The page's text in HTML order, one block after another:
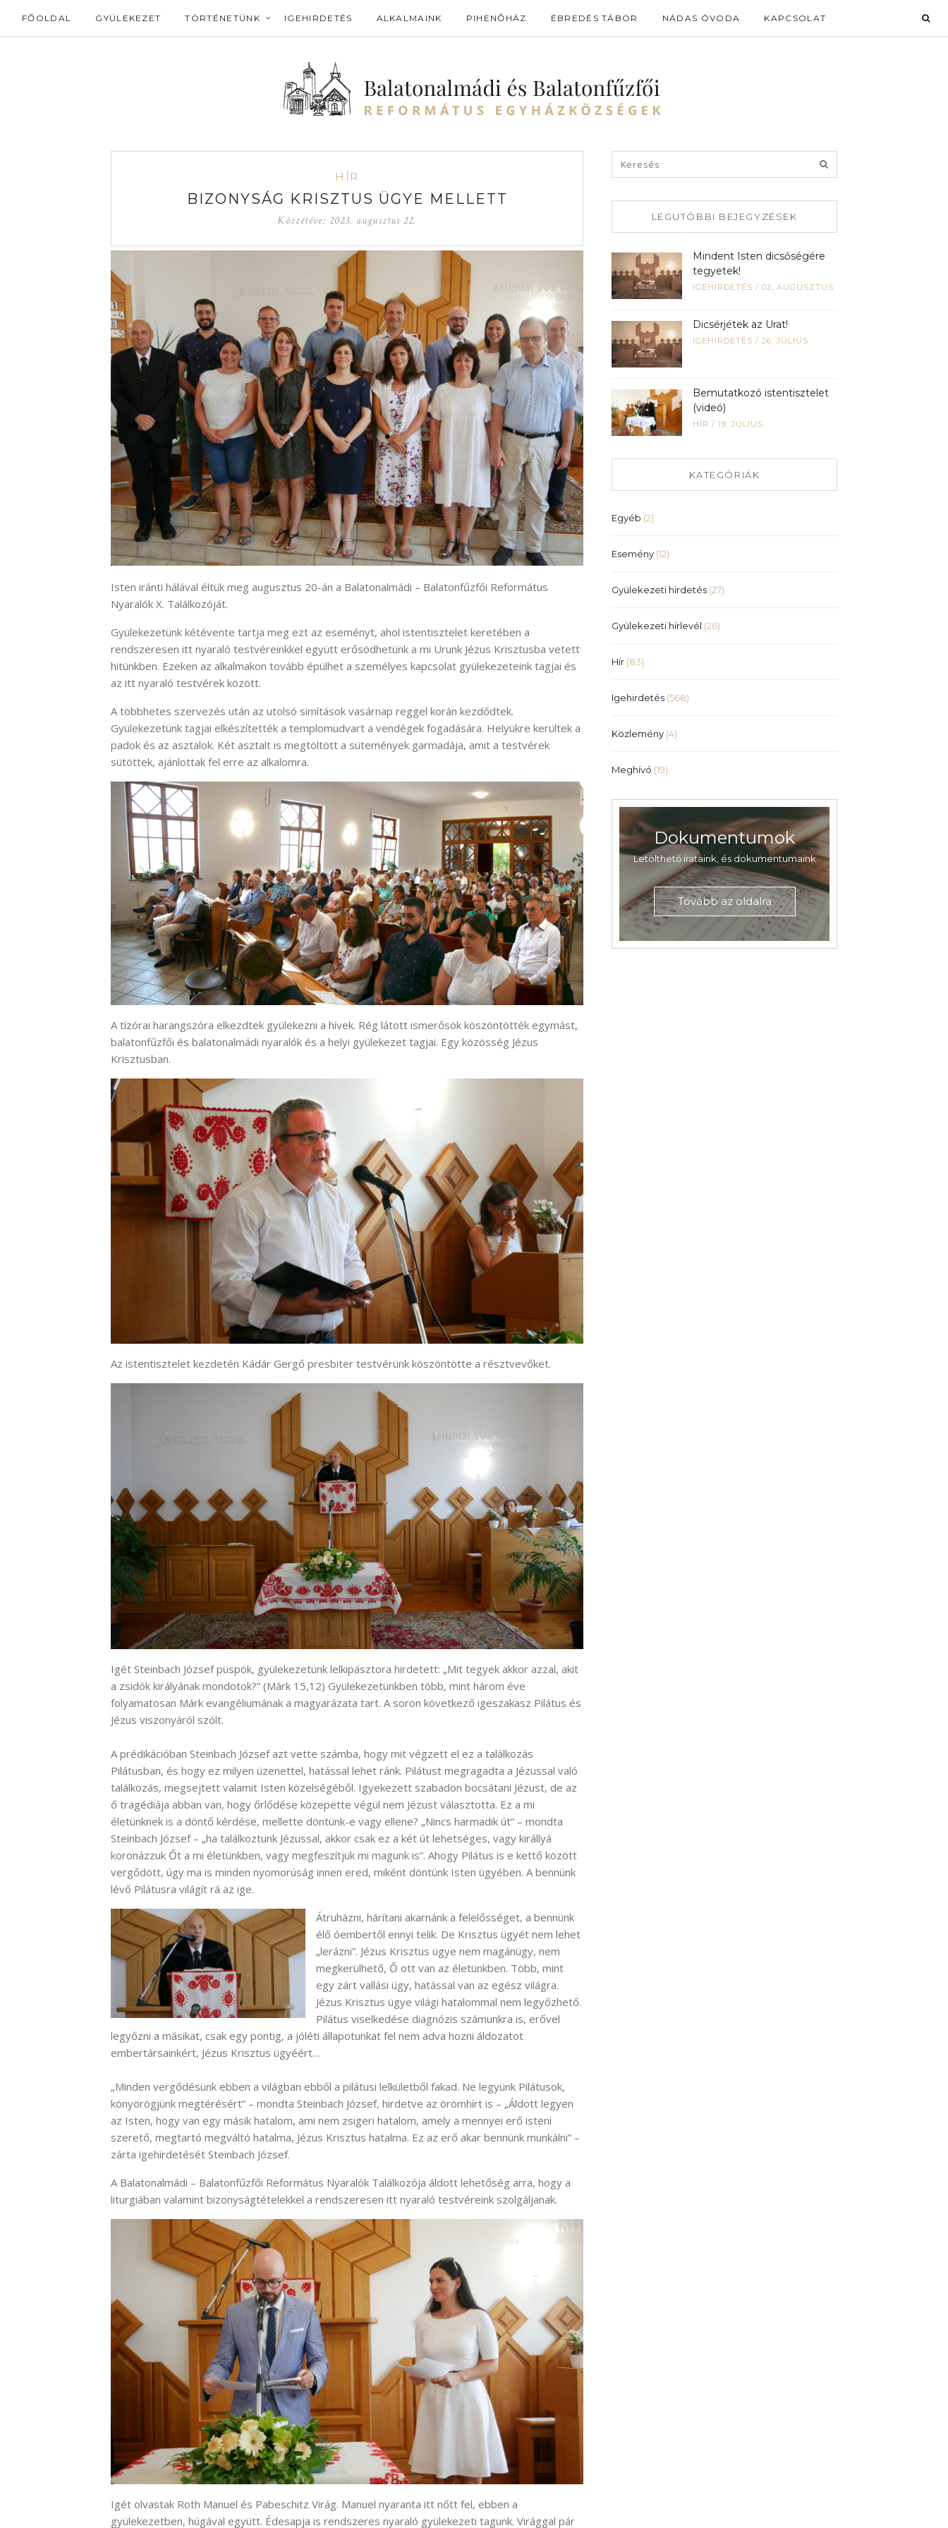
FŐOLDAL GYÜLEKEZET TÖRTÉNETÜNK IGEHIRDETÉS ALKALMAINK PIHENŐHÁZ ÉBREDÉS TÁBOR NÁDAS ÓVODA KAPCSOLAT
HÍR
BIZONYSÁG KRISZTUS ÜGYE MELLETT
Közzétéve: 2023. augusztus 22.
Isten iránti hálával éltük meg augusztus 20-án a Balatonalmádi – Balatonfűzfői Református
Nyaralók X. Találkozóját.
Gyülekezetünk kétévente tartja meg ezt az eseményt, ahol istentisztelet keretében a
rendszeresen itt nyaraló testvéreinkkel együtt erősödhetünk a mi Urunk Jézus Krisztusba vetett
hitünkben. Ezeken az alkalmakon tovább épülhet a személyes kapcsolat gyülekezeteink tagjai és
az itt nyaraló testvérek között.
A többhetes szervezés után az utolsó simítások vasárnap reggel korán kezdődtek.
Gyülekezetünk tagjai elkészítették a templomudvart a vendégek fogadására. Helyükre kerültek a
padok és az asztalok. Két asztalt is megtöltött a sütemények garmadája, amit a testvérek
sütöttek, ajánlottak fel erre az alkalomra.
A tízórai harangszóra elkezdtek gyülekezni a hívek. Rég látott ismerősök köszöntötték egymást,
balatonfűzfői és balatonalmádi nyaralók és a helyi gyülekezet tagjai. Egy közösség Jézus
Krisztusban.
Az istentisztelet kezdetén Kádár Gergő presbiter testvérünk köszöntötte a résztvevőket.
Igét Steinbach József püspök, gyülekezetünk lelkipásztora hirdetett: „Mit tegyek akkor azzal, akit
a zsidók királyának mondotok?” (Márk 15,12) Gyülekezetünkben több, mint három éve
folyamatosan Márk evangéliumának a magyarázata tart. A soron következő igeszakasz Pilátus és
Jézus viszonyáról szólt.
A prédikációban Steinbach József azt vette számba, hogy mit végzett el ez a találkozás
Pilátusban, és hogy ez milyen üzenettel, hatással lehet ránk. Pilátust megragadta a Jézussal való
találkozás, megsejtett valamit Isten közelségéből. Igyekezett szabadon bocsátani Jézust, de az
ő tragédiája abban van, hogy őrlődése közepette végül nem Jézust választotta. Ez a mi
életünknek is a döntő kérdése, mellette döntünk-e vagy ellene? „Nincs harmadik út” – mondta
Steinbach József – „ha találkoztunk Jézussal, akkor csak ez a két út lehetséges, vagy királlyá
koronázzuk Őt a mi életünkben, vagy megfeszítjük mi magunk is”. Ahogy Pilátus is e kettő között
vergődött, úgy ma is minden nyomorúság innen ered, miként döntünk Isten ügyében. A bennünk
lévő Pilátusra világít rá az ige.
Átruházni, hárítani akarnánk a felelősséget, a bennünk
élő óembertől ennyi telik. De Krisztus ügyét nem lehet
„lerázni”. Jézus Krisztus ügye nem magánügy, nem
megkerülhető, Ő ott van az életünkben. Több, mint
egy zárt vallási ügy, hatással van az egész világra.
Jézus Krisztus ügye világi hatalommal nem legyőzhető.
Pilátus viselkedése diagnózis számunkra is, erővel
legyőzni a másikat, csak egy pontig, a jóléti állapotunkat fel nem adva hozni áldozatot
embertársainkért, Jézus Krisztus ügyéért…
„Minden vergődésünk ebben a világban ebből a pilátusi lelkületből fakad. Ne legyünk Pilátusok,
könyörögjünk megtérésért” – mondta Steinbach József, hirdetve az örömhírt is – „Áldott legyen
az Isten, hogy van egy másik hatalom, ami nem zsigeri hatalom, amely a mennyei erő isteni
szerető, megtartó megváltó hatalma, Jézus Krisztus hatalma. Ez az erő akar bennünk munkálni” –
zárta igehirdetését Steinbach József.
A Balatonalmádi – Balatonfűzfői Református Nyaralók Találkozója áldott lehetőség arra, hogy a
liturgiában valamint bizonyságtételekkel a rendszeresen itt nyaraló testvéreink szolgáljanak.
Igét olvastak Roth Manuel és Pabeschitz Virág. Manuel nyaranta itt nőtt fel, ebben a
gyülekezetben, húgával együtt. Édesapja is rendszeres nyaraló gyülekezeti tagunk. Virággal pár
LEGUTÓBBI BEJEGYZÉSEK
Mindent Isten dicsőségére
tegyetek!
IGEHIRDETÉS / 02, AUGUSZTUS
Dicsérjétek az Urat!
IGEHIRDETÉS / 26, JÚLIUS
Bemutatkozó istentisztelet
(videó)
HÍR / 19, JÚLIUS
KATEGÓRIÁK
Egyéb (2)
Esemény (12)
Gyülekezeti hirdetés (27)
Gyülekezeti hírlevél (26)
Hír (83)
Igehirdetés (568)
Közlemény (4)
Meghívó (19)
Dokumentumok
Letölthető irataink, és dokumentumaink
Tovább az oldalra